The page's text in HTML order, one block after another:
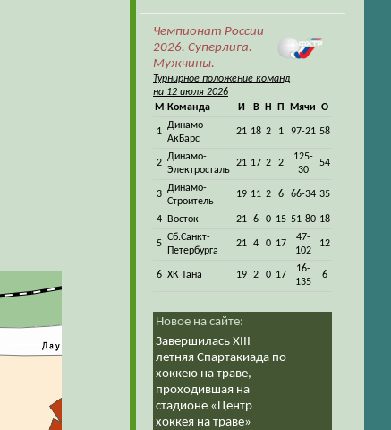
Чемпионат России
2026. Суперлига.
Мужчины.
Турнирное положение команд
на 12 июля 2026
М Команда И В Н П Мячи О
1
Динамо-
АкБарс
21 18 2 1 97-21 58
2
Динамо-
Электросталь
21 17 2 2
125-
30
54
3
Динамо-
Строитель
19 11 2 6 66-34 35
4 Восток 21 6 0 15 51-80 18
5
Сб.Санкт-
Петербурга
21 4 0 17
47-
102
12
6 ХК Тана 19 2 0 17
16-
135
6
Новое на сайте:
Завершилась XIII
летняя Спартакиада по
хоккею на траве,
проходившая на
стадионе «Центр
хоккея на траве»